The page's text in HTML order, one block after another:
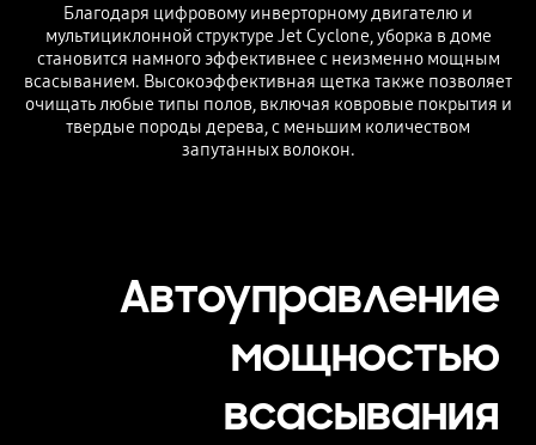
Благодаря цифровому инверторному двигателю и
мультициклонной структуре Jet Cyclone, уборка в доме
становится намного эффективнее с неизменно мощным
всасыванием. Высокоэффективная щетка также позволяет
очищать любые типы полов, включая ковровые покрытия и
твердые породы дерева, с меньшим количеством
запутанных волокон.
Автоуправление
мощностью
всасывания